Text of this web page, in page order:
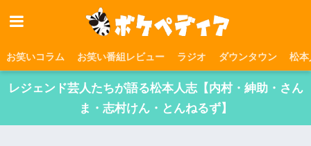
お笑いコラム お笑い番組レビュー ラジオ ダウンタウン 松本
レジェンド芸人たちが語る松本人志【内村・紳助・さん
ま・志村けん・とんねるず】